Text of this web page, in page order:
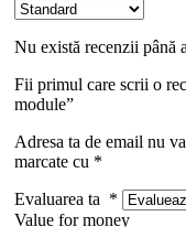
Nu există recenzii până
Fii primul care scrii o
module”
Adresa ta de email nu
marcate cu *
Evaluarea ta *
Value for money